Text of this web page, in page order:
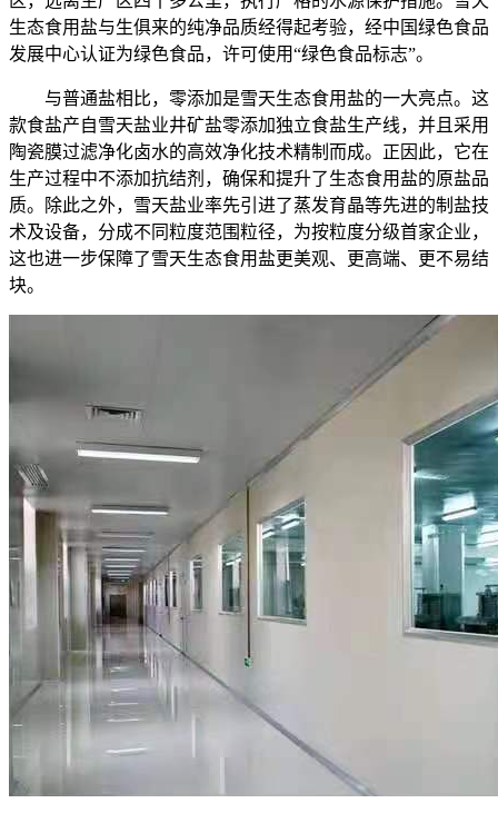
生态食用盐与生俱来的纯净品质经得起考验，经中国绿色食品
发展中心认证为绿色食品，许可使用“绿色食品标志”。
与普通盐相比，零添加是雪天生态食用盐的一大亮点。这
款食盐产自雪天盐业井矿盐零添加独立食盐生产线，并且采用
陶瓷膜过滤净化卤水的高效净化技术精制而成。正因此，它在
生产过程中不添加抗结剂，确保和提升了生态食用盐的原盐品
质。除此之外，雪天盐业率先引进了蒸发育晶等先进的制盐技
术及设备，分成不同粒度范围粒径，为按粒度分级首家企业，
这也进一步保障了雪天生态食用盐更美观、更高端、更不易结
块。